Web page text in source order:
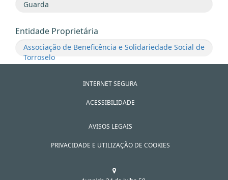
Entidade Proprietária
Associação de Beneficência e Solidariedade Social de
Torroselo
INTERNET SEGURA
ACESSIBILIDADE
AVISOS LEGAIS
PRIVACIDADE E UTILIZAÇÃO DE COOKIES